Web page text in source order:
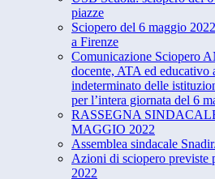
piazze
Sciopero del 6 maggio
a Firenze
Comunicazione Sciopero
docente, ATA ed educativo
indeterminato delle
per l’intera giornata del 6
RASSEGNA
MAGGIO 2022
Assemblea sindacale
Azioni di sciopero previste
2022